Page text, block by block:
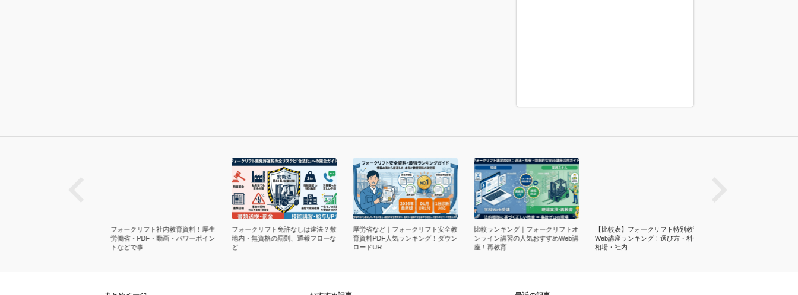
フォークリフト社内教育資料！厚生
労働省・PDF・動画・パワーポイン
トなどで事…
フォークリフト免許なしは違法？敷
地内・無資格の罰則、通報フローな
厚労省など｜フォークリフト安全教
育資料PDF人気ランキング！ダウン
ロードUR…
比較ランキング｜フォークリフトオ
ンライン講習の人気おすすめWeb講
座！再教育…
【比較表】フォークリフト特別教育
Web講座ランキング！選び方・料金
相場・社内…